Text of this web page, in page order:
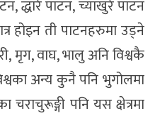
द्धारे पाटन, च्याखुरे पाटन
होइन ती पाटनहरुमा उड्ने
मृग, वाघ, भालु अनि विश्वकै
अन्य कुनै पनि भुगोलमा
पनि यस क्षेत्रमा